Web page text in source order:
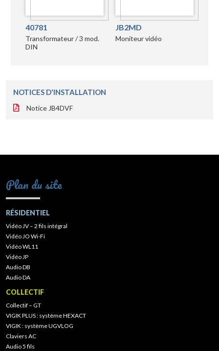
40781
Transformateur / 3 mod.
DIN
JB2MD
Moniteur vidéo
NOTICES D'INSTALLATION
Notice JB4DVF
Plan du site
RÉSIDENTIEL
Vidéo JV – 2 fils intégral
Vidéo JO Wi-Fi
Vidéo WL11
Vidéo JP
Audio DB
Audio DA
COLLECTIF
Collectif – GT
VIGIK PLUS : système HEXACT
VIGIK : système UGVLOG
Claviers AC
Audio 5 fils